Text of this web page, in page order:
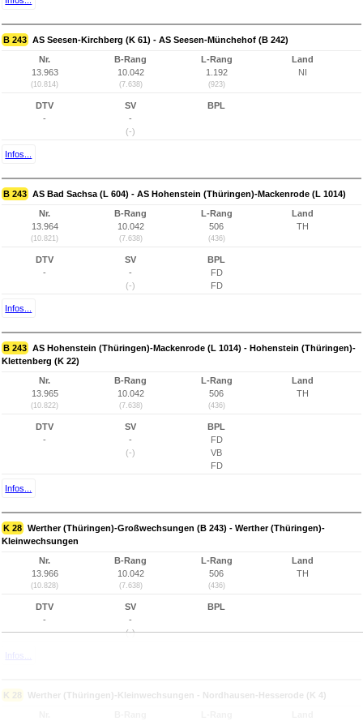
B 243 AS Seesen-Kirchberg (K 61) - AS Seesen-Münchehof (B 242)
Nr.
13.963
(10.814)
B-Rang
10.042
(7.638)
L-Rang
1.192
(923)
Land
NI
DTV
-
SV
-
(-)
BPL
Infos...
B 243 AS Bad Sachsa (L 604) - AS Hohenstein (Thüringen)-Mackenrode (L 1014)
Nr.
13.964
(10.821)
B-Rang
10.042
(7.638)
L-Rang
506
(436)
Land
TH
DTV
-
SV
-
(-)
BPL
FD
FD
Infos...
B 243 AS Hohenstein (Thüringen)-Mackenrode (L 1014) - Hohenstein (Thüringen)-
Klettenberg (K 22)
Nr.
13.965
(10.822)
B-Rang
10.042
(7.638)
L-Rang
506
(436)
Land
TH
DTV
-
SV
-
(-)
BPL
FD
VB
FD
Infos...
K 28 Werther (Thüringen)-Großwechsungen (B 243) - Werther (Thüringen)-
Kleinwechsungen
Nr.
13.966
(10.828)
B-Rang
10.042
(7.638)
L-Rang
506
(436)
Land
TH
DTV
-
SV
-
(-)
BPL
Infos...
K 28 Werther (Thüringen)-Kleinwechsungen - Nordhausen-Hesserode (K 4)